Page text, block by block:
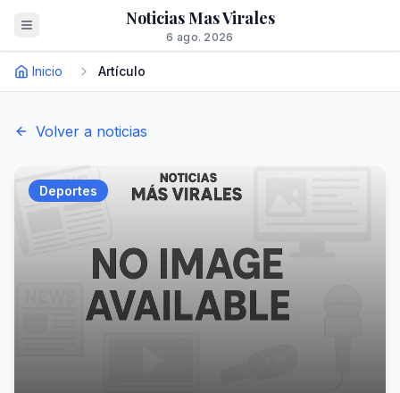
Noticias Mas Virales
6 ago. 2026
Inicio Artículo
Volver a noticias
Deportes